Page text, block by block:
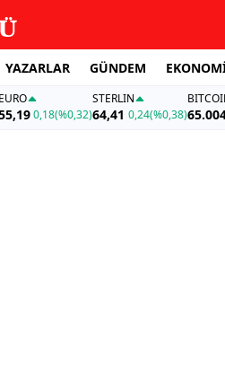
YAZARLAR GÜNDEM
EURO
0,18(%0,32)
STERLIN
64,41 0,24(%0,38)